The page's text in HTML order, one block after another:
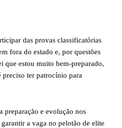
das provas classificatórias
fora do estado e, por questões
que estou muito bem-preparado,
preciso ter patrocínio para
preparação e evolução nos
a vaga no pelotão de elite